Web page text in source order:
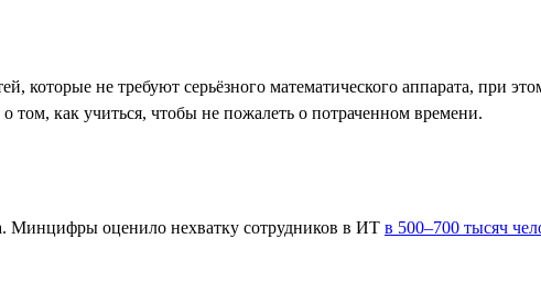
которые не требуют серьёзного математического аппарата, при
том, как учиться, чтобы не пожалеть о потраченном времени.
Минцифры оценило нехватку сотрудников в ИТ в 500–700 тысяч